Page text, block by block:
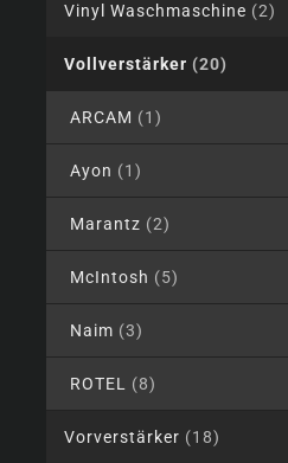
Vinyl Waschmaschine (2)
Vollverstärker (20)
ARCAM (1)
Ayon (1)
Marantz (2)
McIntosh (5)
Naim (3)
ROTEL (8)
Vorverstärker (18)